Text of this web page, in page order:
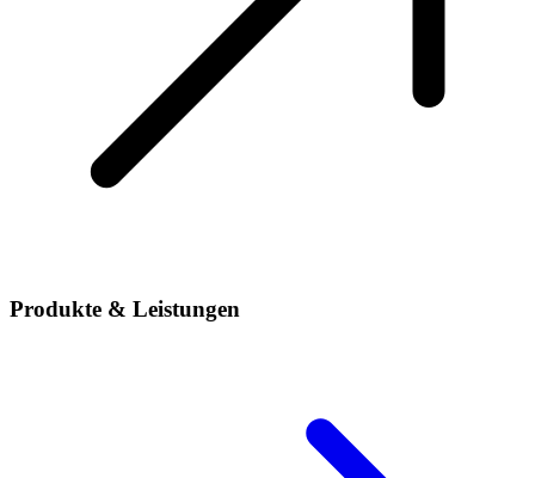
Produkte & Leistungen